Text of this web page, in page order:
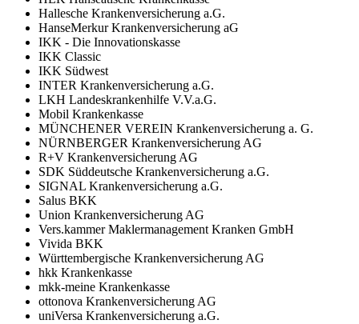
Hallesche Krankenversicherung a.G.
HanseMerkur Krankenversicherung aG
IKK - Die Innovationskasse
IKK Classic
IKK Südwest
INTER Krankenversicherung a.G.
LKH Landeskrankenhilfe V.V.a.G.
Mobil Krankenkasse
MÜNCHENER VEREIN Krankenversicherung a. G.
NÜRNBERGER Krankenversicherung AG
R+V Krankenversicherung AG
SDK Süddeutsche Krankenversicherung a.G.
SIGNAL Krankenversicherung a.G.
Salus BKK
Union Krankenversicherung AG
Vers.kammer Maklermanagement Kranken GmbH
Vivida BKK
Württembergische Krankenversicherung AG
hkk Krankenkasse
mkk-meine Krankenkasse
ottonova Krankenversicherung AG
uniVersa Krankenversicherung a.G.